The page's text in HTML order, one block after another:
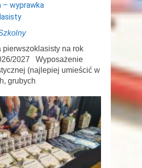
– wyprawka
pierwszoklasisty na rok
2027 Wyposażenie
(najlepiej umieścić w
grubych